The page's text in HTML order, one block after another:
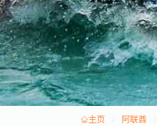
主页 阿联酋